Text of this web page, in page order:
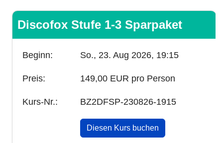
Discofox Stufe 1-3 Sparpaket
Beginn: So., 23. Aug 2026, 19:15
Preis: 149,00 EUR pro Person
Kurs-Nr.: BZ2DFSP-230826-1915
Diesen Kurs buchen